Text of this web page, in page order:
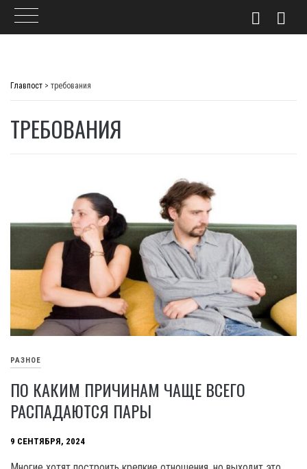
Главпост > требования
ТРЕБОВАНИЯ
РАЗНОЕ
ПО КАКИМ ПРИЧИНАМ ЧАЩЕ ВСЕГО
РАСПАДАЮТСЯ ПАРЫ
9 СЕНТЯБРЯ, 2024